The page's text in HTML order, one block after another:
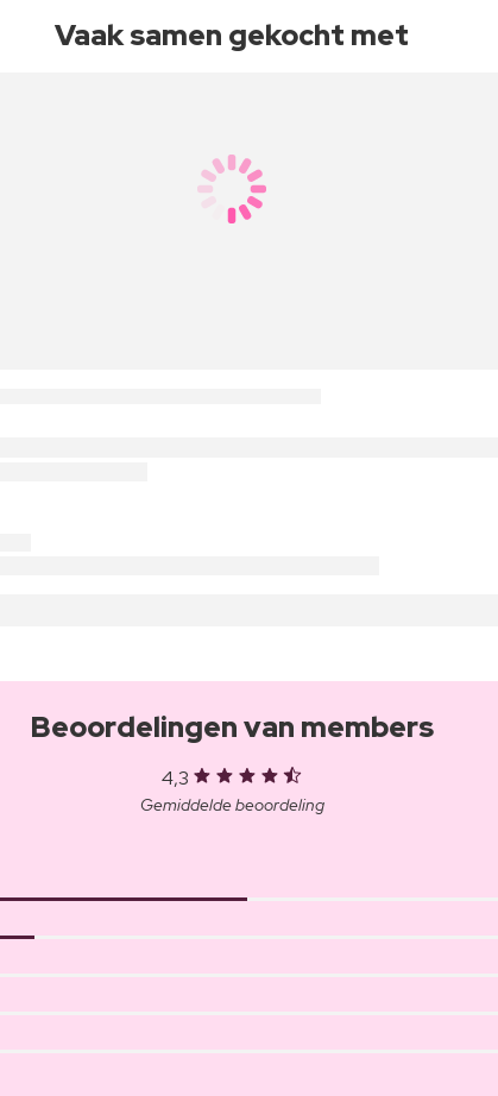
Vaak samen gekocht met
Beoordelingen van members
4,3
Gemiddelde beoordeling